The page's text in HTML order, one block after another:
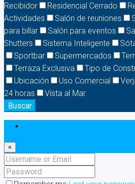
Recibidor
Residencial Cerrado
Actividades
Salón de reuniones
para billar
Salón para eventos
Shutters
Sistema Inteligente
Sportbar
Supermercados
Terraza Exclusiva
Tipo de
Ubicación
Uso Comercial
24 horas
Vista al Mar
Buscar
×